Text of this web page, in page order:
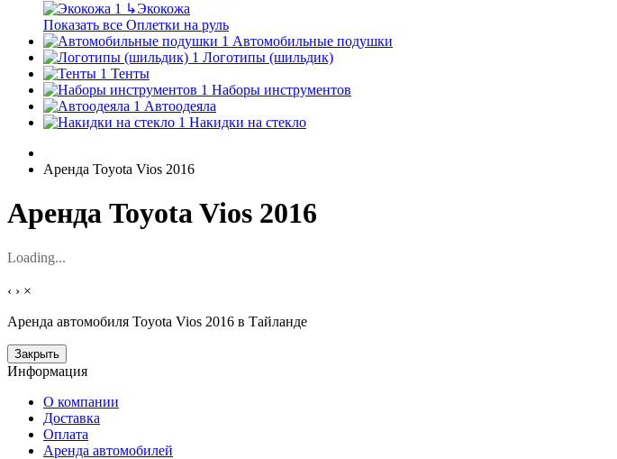
↳Экокожа
Показать все Оплетки на руль
Автомобильные подушки
Логотипы (шильдик)
Тенты
Наборы инструментов
Автоодеяла
Накидки на стекло
Аренда Toyota Vios 2016
Аренда Toyota Vios 2016
Loading...
‹ › ×
Аренда автомобиля Toyota Vios 2016 в Тайланде
Закрыть
Информация
О компании
Доставка
Оплата
Аренда автомобилей